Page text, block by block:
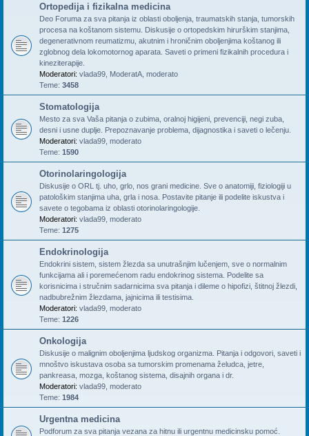
Ortopedija i fizikalna medicina
Deo Foruma za sva pitanja iz oblasti oboljenja, traumatskih stanja, tumorskih
procesa na koštanom sistemu. Diskusije o ortopedskim hirurškim stanjima,
degenerativnom reumatizmu, akutnim i hroničnim oboljenjima koštanog ili
zglobnog dela lokomotornog aparata. Saveti o primeni fizikalnih procedura i
kineziterapije.
Moderatori: vlada99 ModeratA moderato
Teme: 3458
Stomatologija
Mesto za sva Vaša pitanja o zubima, oralnoj higijeni, prevenciji, negi zuba,
desni i usne duplje. Prepoznavanje problema, dijagnostika i saveti o lečenju.
Moderatori: vlada99 moderato
Teme: 1590
Otorinolaringologija
Diskusije o ORL tj. uho, grlo, nos grani medicine. Sve o anatomiji, fiziologiji u
patološkim stanjima uha, grla i nosa. Postavite pitanje ili podelite iskustva i
savete o tegobama iz oblasti otorinolaringologije.
Moderatori: vlada99 moderato
Teme: 1275
Endokrinologija
Endokrini sistem, sistem žlezda sa unutrašnjim lučenjem, sve o normalnim
funkcijama ali i poremećenom radu endokrinog sistema. Podelite sa
korisnicima i stručnim sadarnicima sva pitanja i dileme o hipofizi, štitnoj žlezdi,
nadbubrežnim žlezdama, jajnicima ili testisima.
Moderatori: vlada99 moderato
Teme: 1226
Onkologija
Diskusije o malignim oboljenjima ljudskog organizma. Pitanja i odgovori, saveti i
mnoštvo iskustava osoba sa tumorskim promenama želudca, jetre,
pankreasa, mozga, koštanog sistema, disajnih organa i dr.
Moderatori: vlada99 moderato
Teme: 1984
Urgentna medicina
Podforum za sva pitanja vezana za hitnu ili urgentnu medicinsku pomoć.